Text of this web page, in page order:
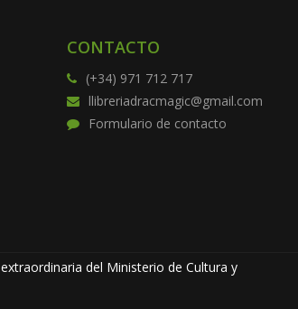
CONTACTO
(+34) 971 712 717
llibreriadracmagic@gmail.com
Formulario de contacto
del Ministerio de Cultura y